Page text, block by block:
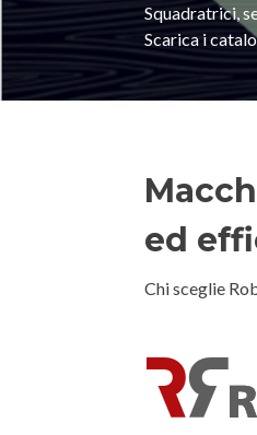
Squadratrici,
Scarica i
ed
Chi sceglie